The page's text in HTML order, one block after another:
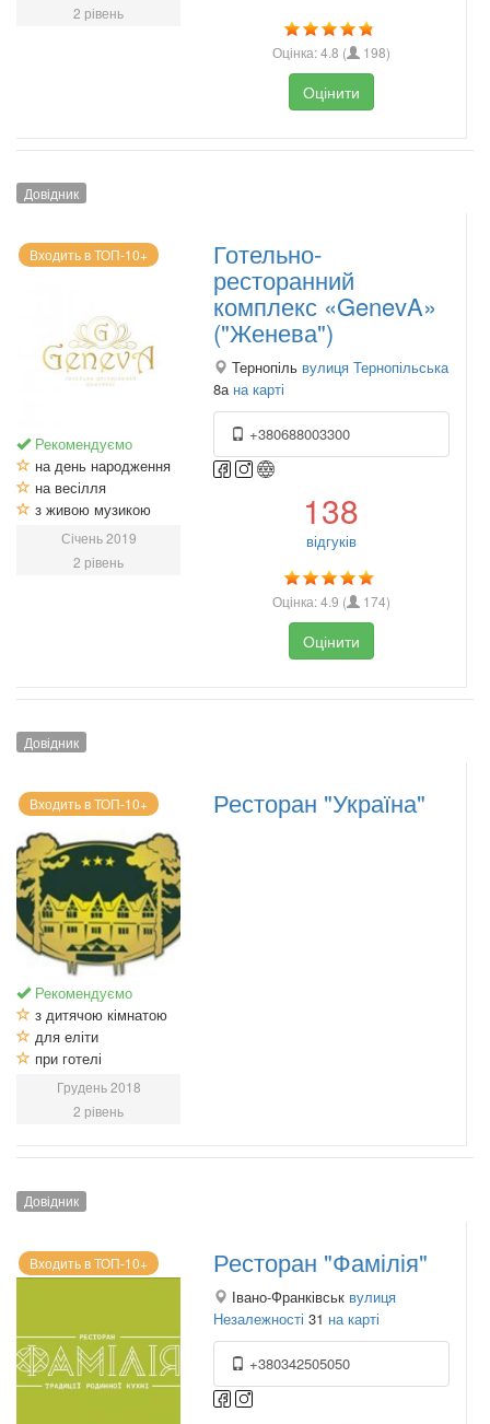
2 рівень
Оцінка:4.8 ( 198)
Оцінити
Довідник
Входить в ТОП-10+
Рекомендуємо
на день народження
на весілля
з живою музикою
Січень 2019
2 рівень
Готельно-
ресторанний
комплекс «GenevA»
("Женева")
Тернопіль вулиця Тернопільська
8а на карті
+380688003300
138
відгуків
Оцінка:4.9 ( 174)
Оцінити
Довідник
Входить в ТОП-10+
Рекомендуємо
з дитячою кімнатою
для еліти
при готелі
Грудень 2018
2 рівень
Ресторан "Україна"
Довідник
Входить в ТОП-10+ Ресторан "Фамілія"
Івано-Франківськ вулиця
Незалежності 31 на карті
+380342505050